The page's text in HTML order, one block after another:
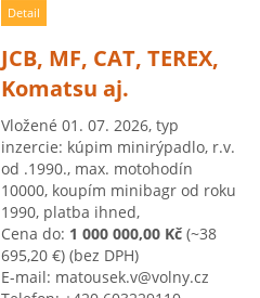
Detail
JCB, MF, CAT, TEREX,
Komatsu aj.
Vložené 01. 07. 2026, typ
inzercie: kúpim minirýpadlo, r.v.
od .1990., max. motohodín
10000, koupím minibagr od roku
1990, platba ihned,
Cena do: 1 000 000,00 Kč (~38
695,20 €) (bez DPH)
E-mail: matousek.v@volny.cz